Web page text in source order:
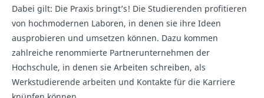
Dabei gilt: Die Praxis bringt’s! Die Studierenden profitieren
von hochmodernen Laboren, in denen sie ihre Ideen
ausprobieren und umsetzen können. Dazu kommen
zahlreiche renommierte Partnerunternehmen der
Hochschule, in denen sie Arbeiten schreiben, als
Werkstudierende arbeiten und Kontakte für die Karriere